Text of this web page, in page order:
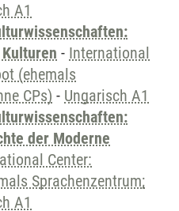
A1
- International
(ehemals
CPs) - Ungarisch A1
der Moderne
Center:
Sprachenzentrum;
A1